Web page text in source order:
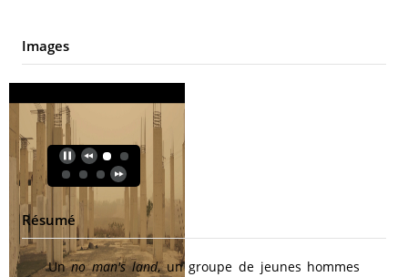
Images
Résumé
Unno man's land, un groupe de jeunes hommes